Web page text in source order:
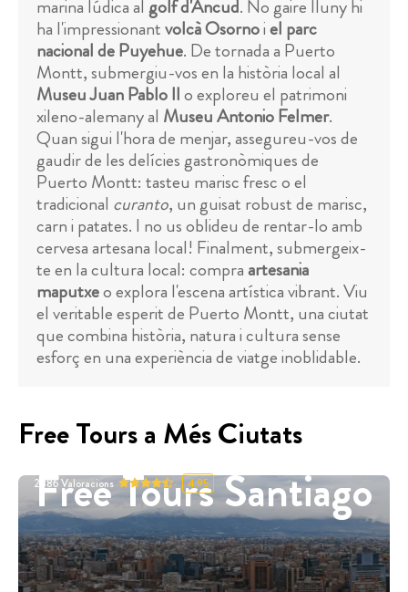
marina lúdica al golf d'Ancud. No gaire lluny hi
ha l'impressionantvolcà Osornoiel parc
nacional de Puyehue. De tornada a Puerto
Montt, submergiu-vos en la història local al
Museu Juan Pablo IIo exploreu el patrimoni
xileno-alemany al Museu Antonio Felmer.
Quan sigui l'hora de menjar, assegureu-vos de
gaudir de les delícies gastronòmiques de
Puerto Montt: tasteu marisc fresc o el
tradicional curanto, un guisat robust de marisc,
carn i patates. I no us oblideu de rentar-lo amb
cervesa artesana local! Finalment, submergeix-
te en la cultura local: compraartesania
maputxeo explora l'escena artística vibrant. Viu
el veritable esperit de Puerto Montt, una ciutat
que combina història, natura i cultura sense
esforç en una experiència de viatge inoblidable.
Free Tours a Més Ciutats
Free Tours Santiago
2886Valoracions 4.95